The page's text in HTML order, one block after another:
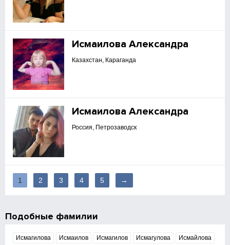
Исмаилова Александра
Казахстан, Караганда
Исмаилова Александра
Россия, Петрозаводск
1 2 3 4 5 →
Подобные фамилии
Исмагилова Исмаилов Исмагилов Исмагулова
Исмайлова